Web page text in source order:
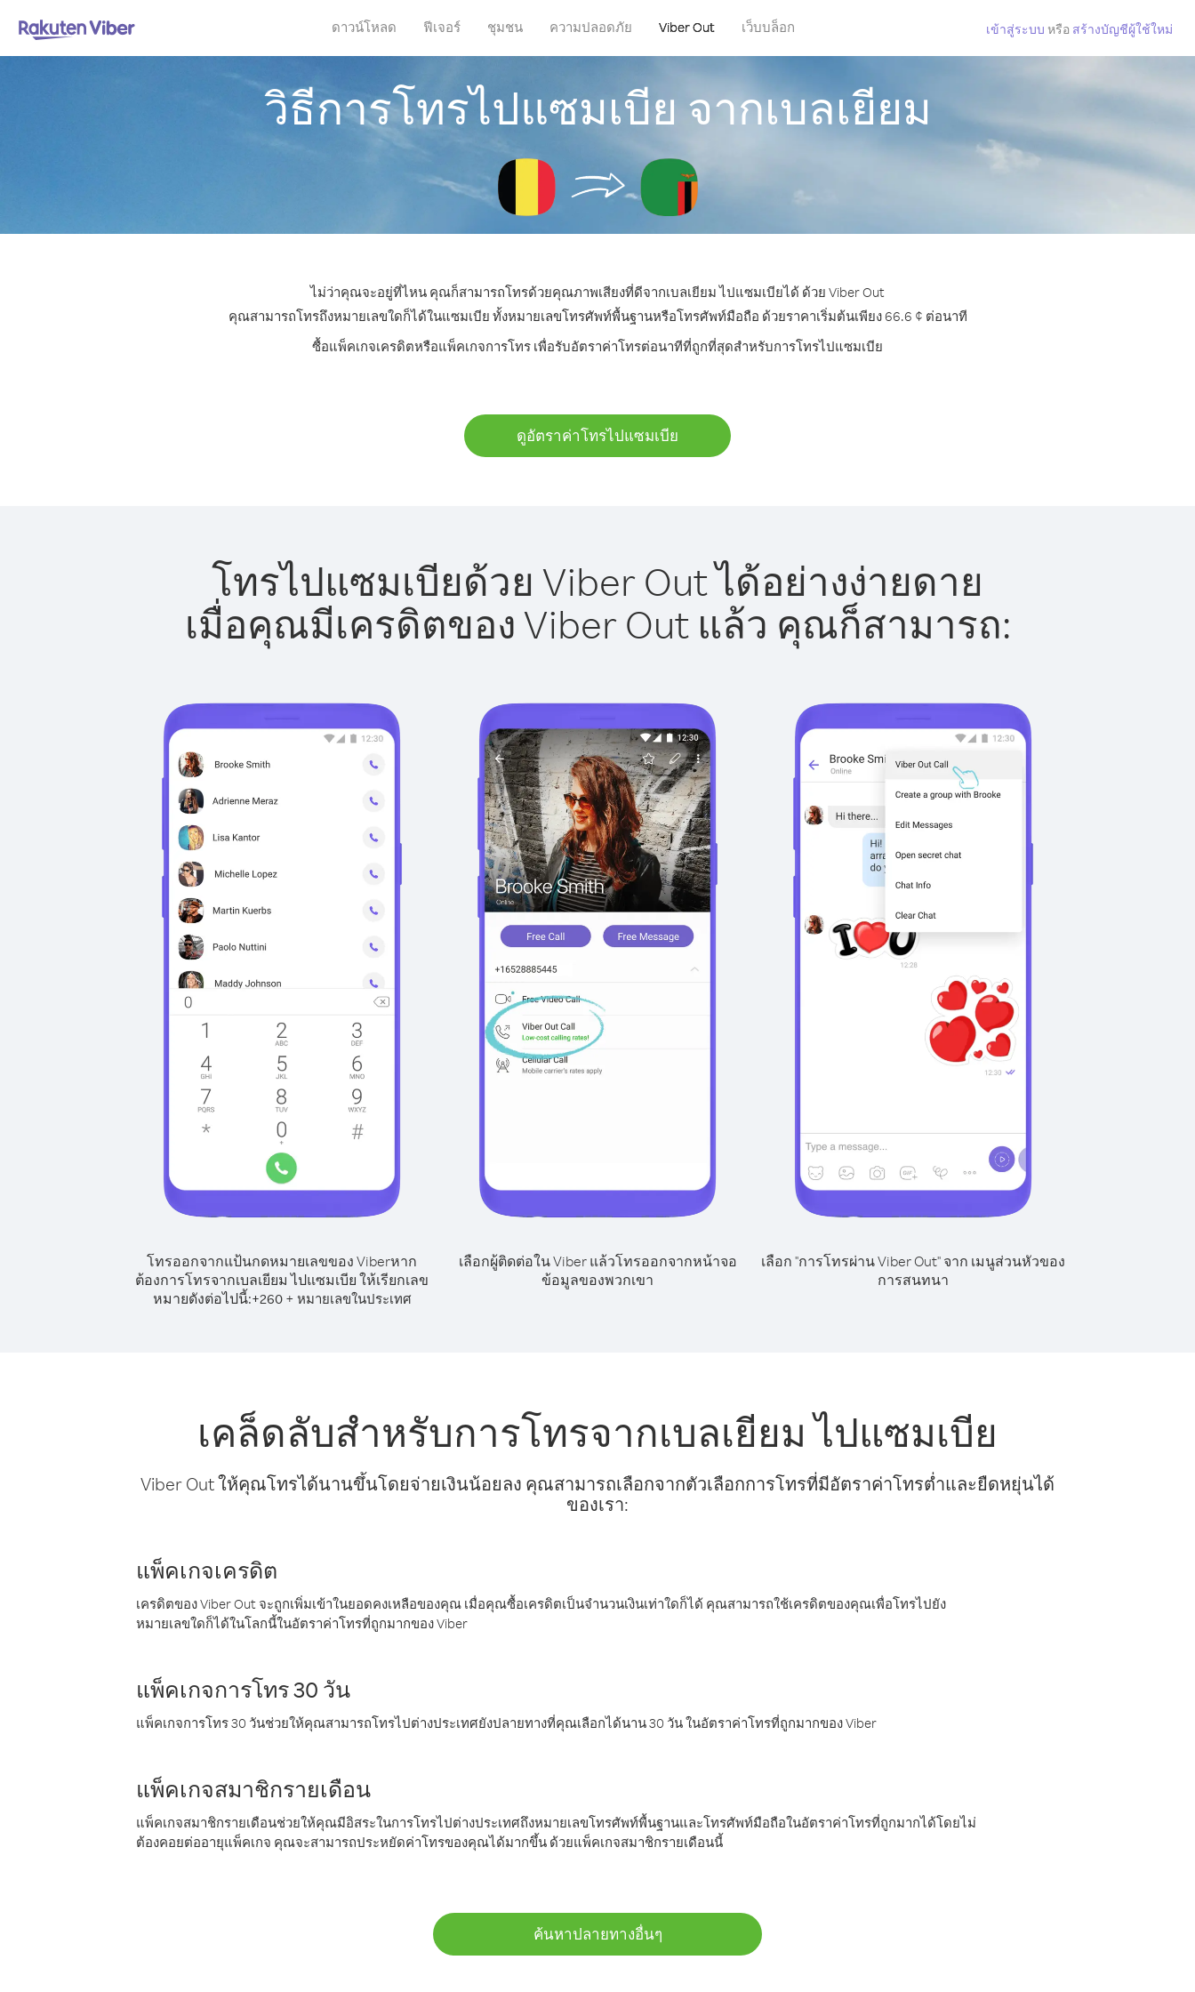
ดาวน์โหลด ฟีเจอร์ ชุมชน ความปลอดภัย Viber Out เว็บบล็อก เข้าสู่ระบบ หรือ สร้างบัญชีผู้ใช้ใหม่
วิธีการโทรไปแซมเบีย จากเบลเยียม
ไม่ว่าคุณจะอยู่ที่ไหน คุณก็สามารถโทรด้วยคุณภาพเสียงที่ดีจากเบลเยียม ไปแซมเบียได้ ด้วย Viber Out
คุณสามารถโทรถึงหมายเลขใดก็ได้ในแซมเบีย ทั้งหมายเลขโทรศัพท์พื้นฐานหรือโทรศัพท์มือถือ ด้วยราคาเริ่มต้นเพียง 66.6 ¢ ต่อนาที
ซื้อแพ็คเกจเครดิตหรือแพ็คเกจการโทร เพื่อรับอัตราค่าโทรต่อนาทีที่ถูกที่สุดสำหรับการโทรไปแซมเบีย
ดูอัตราค่าโทรไปแซมเบีย
โทรไปแซมเบียด้วย Viber Out ได้อย่างง่ายดาย
เมื่อคุณมีเครดิตของ Viber Out แล้ว คุณก็สามารถ:
โทรออกจากแป้นกดหมายเลขของ Viberหาก
ต้องการโทรจากเบลเยียม ไปแซมเบีย ให้เรียกเลข
หมายดังต่อไปนี้:+260+ หมายเลขในประเทศ
เลือกผู้ติดต่อใน Viber แล้วโทรออกจากหน้าจอ
ข้อมูลของพวกเขา
เลือก "การโทรผ่าน Viber Out" จาก เมนูส่วนหัวของ
การสนทนา
เคล็ดลับสำหรับการโทรจากเบลเยียม ไปแซมเบีย
Viber Out ให้คุณโทรได้นานขึ้นโดยจ่ายเงินน้อยลง คุณสามารถเลือกจากตัวเลือกการโทรที่มีอัตราค่าโทรต่ำและยืดหยุ่นได้
ของเรา:
แพ็คเกจเครดิต
เครดิตของ Viber Out จะถูกเพิ่มเข้าในยอดคงเหลือของคุณ เมื่อคุณซื้อเครดิตเป็นจำนวนเงินเท่าใดก็ได้ คุณสามารถใช้เครดิตของคุณเพื่อโทรไปยัง
หมายเลขใดก็ได้ในโลกนี้ในอัตราค่าโทรที่ถูกมากของ Viber
แพ็คเกจการโทร 30 วัน
แพ็คเกจการโทร 30 วันช่วยให้คุณสามารถโทรไปต่างประเทศยังปลายทางที่คุณเลือกได้นาน 30 วัน ในอัตราค่าโทรที่ถูกมากของ Viber
แพ็คเกจสมาชิกรายเดือน
แพ็คเกจสมาชิกรายเดือนช่วยให้คุณมีอิสระในการโทรไปต่างประเทศถึงหมายเลขโทรศัพท์พื้นฐานและโทรศัพท์มือถือในอัตราค่าโทรที่ถูกมากได้โดยไม่
ต้องคอยต่ออายุแพ็คเกจ คุณจะสามารถประหยัดค่าโทรของคุณได้มากขึ้น ด้วยแพ็คเกจสมาชิกรายเดือนนี้
ค้นหาปลายทางอื่นๆ